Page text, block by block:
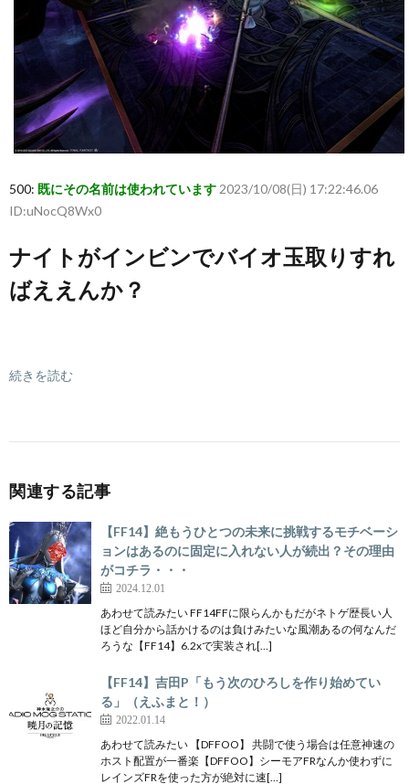
500: 既にその名前は使われています 2023/10/08(日) 17:22:46.06
ID:uNocQ8Wx0
ナイトがインビンでバイオ玉取りすれ
ばええんか？
続きを読む
関連する記事
【FF14】絶もうひとつの未来に挑戦するモチベーシ
ョンはあるのに固定に入れない人が続出？その理由
がコチラ・・・
2024.12.01
あわせて読みたい FF14FFに限らんかもだがネトゲ歴長い人
ほど自分から話かけるのは負けみたいな風潮あるの何なんだ
ろうな【FF14】6.2xで実装され[…]
【FF14】吉田P「もう次のひろしを作り始めてい
る」（えふまと！）
2022.01.14
あわせて読みたい 【DFFOO】 共闘で使う場合は任意神速の
ホスト配置が一番楽【DFFOO】シーモアFRなんか使わずに
レインズFRを使った方が絶対に速[…]